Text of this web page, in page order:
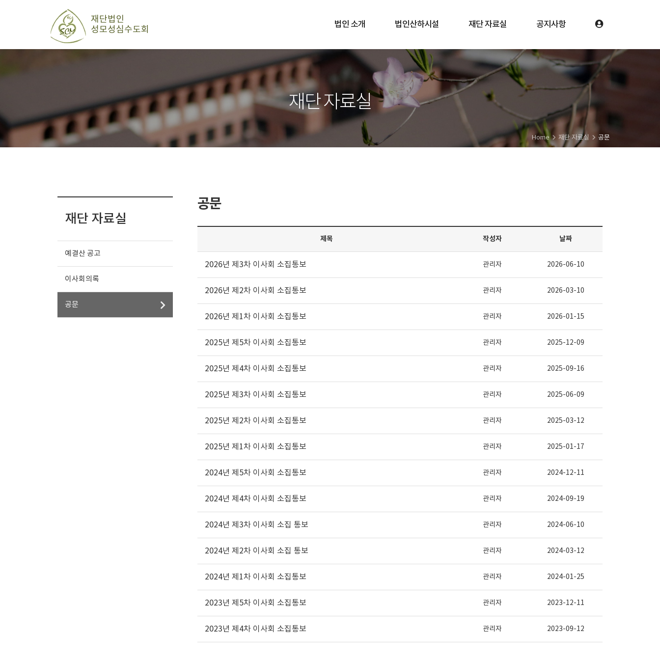
법인 소개 법인산하시설 재단 자료실 공지사항
재단 자료실
Home 재단 자료실 공문
재단 자료실
예결산 공고
이사회의록
공문
공문
제목 작성자 날짜
2026년 제3차 이사회 소집통보 관리자 2026-06-10
2026년 제2차 이사회 소집통보 관리자 2026-03-10
2026년 제1차 이사회 소집통보 관리자 2026-01-15
2025년 제5차 이사회 소집통보 관리자 2025-12-09
2025년 제4차 이사회 소집통보 관리자 2025-09-16
2025년 제3차 이사회 소집통보 관리자 2025-06-09
2025년 제2차 이사회 소집통보 관리자 2025-03-12
2025년 제1차 이사회 소집통보 관리자 2025-01-17
2024년 제5차 이사회 소집통보 관리자 2024-12-11
2024년 제4차 이사회 소집통보 관리자 2024-09-19
2024년 제3차 이사회 소집 통보 관리자 2024-06-10
2024년 제2차 이사회 소집 통보 관리자 2024-03-12
2024년 제1차 이사회 소집통보 관리자 2024-01-25
2023년 제5차 이사회 소집통보 관리자 2023-12-11
2023년 제4차 이사회 소집통보 관리자 2023-09-12